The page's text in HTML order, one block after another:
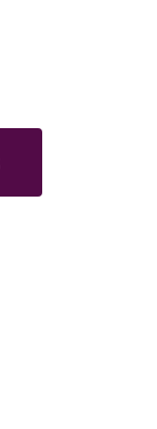
Müggelseeperle |